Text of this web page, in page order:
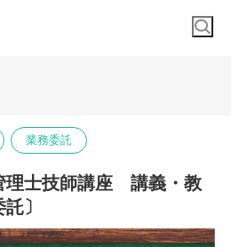
業務委託
理士技師講座 講義・教
〕